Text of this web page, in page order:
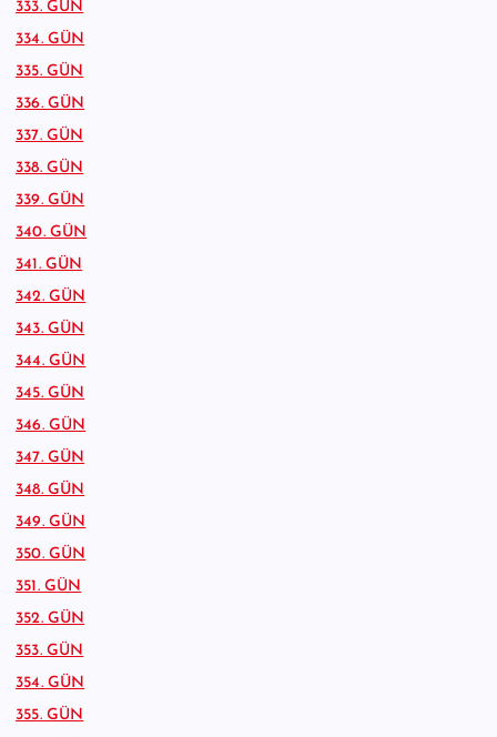
333. GÜN
334. GÜN
335. GÜN
336. GÜN
337. GÜN
338. GÜN
339. GÜN
340. GÜN
341. GÜN
342. GÜN
343. GÜN
344. GÜN
345. GÜN
346. GÜN
347. GÜN
348. GÜN
349. GÜN
350. GÜN
351. GÜN
352. GÜN
353. GÜN
354. GÜN
355. GÜN